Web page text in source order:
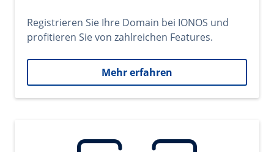
Registrieren Sie Ihre Domain bei IONOS und
profitieren Sie von zahlreichen Features.
Mehr erfahren